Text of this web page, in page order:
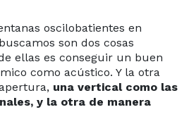
oscilobatientes en
son dos cosas
ellas es conseguir un buen
como acústico. Y la otra
una vertical como las
y la otra de manera